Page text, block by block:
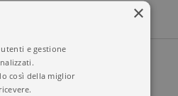
×
e gestione
così della miglior